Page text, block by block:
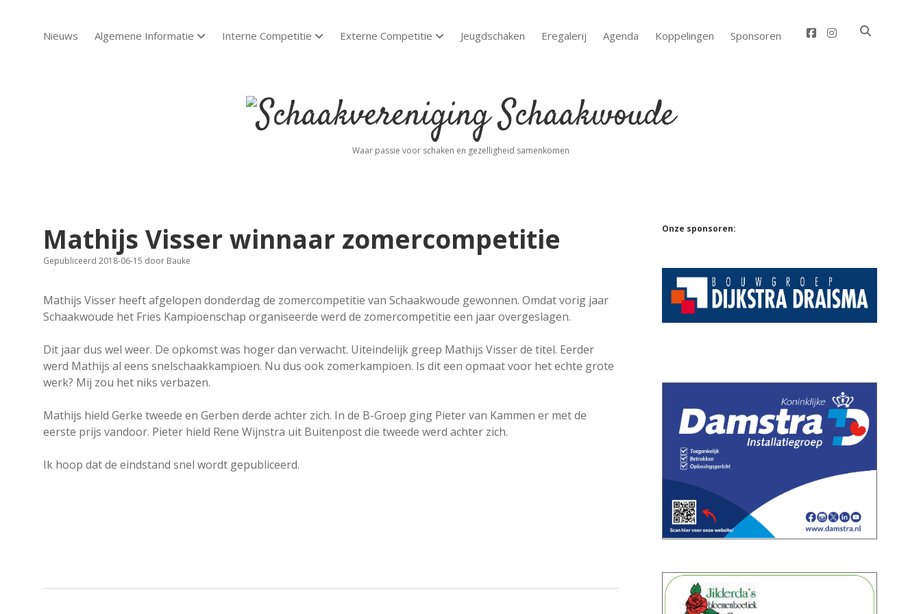
Nieuws Algemene Informatie open dropdown menu
Interne Competitie open dropdown menu
Externe Competitie open dropdown menu
Jeugdschaken Eregalerij Agenda Koppelingen Sponsoren facebook
instagram
Schaakvereniging
SchaakwoudeWaar passie voor schaken en gezelligheid samenkomen
Mathijs Visser winnaar zomercompetitie
Gepubliceerd 2018-06-15 door Bauke
Mathijs Visser heeft afgelopen donderdag de zomercompetitie van Schaakwoude gewonnen. Omdat vorig jaar
Schaakwoude het Fries Kampioenschap organiseerde werd de zomercompetitie een jaar overgeslagen.
Dit jaar dus wel weer. De opkomst was hoger dan verwacht. Uiteindelijk greep Mathijs Visser de titel. Eerder
werd Mathijs al eens snelschaakkampioen. Nu dus ook zomerkampioen. Is dit een opmaat voor het echte grote
werk? Mij zou het niks verbazen.
Mathijs hield Gerke tweede en Gerben derde achter zich. In de B-Groep ging Pieter van Kammen er met de
eerste prijs vandoor. Pieter hield Rene Wijnstra uit Buitenpost die tweede werd achter zich.
Ik hoop dat de eindstand snel wordt gepubliceerd.
Sidebar
Onze sponsoren: